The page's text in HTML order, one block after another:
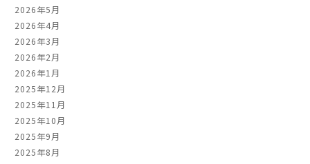
2026年5月
2026年4月
2026年3月
2026年2月
2026年1月
2025年12月
2025年11月
2025年10月
2025年9月
2025年8月